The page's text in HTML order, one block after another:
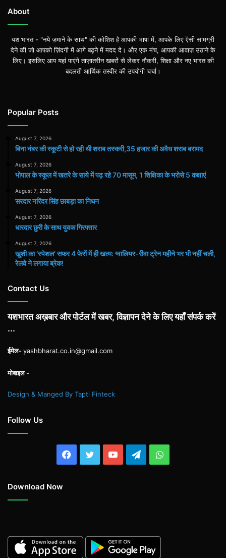
About
यश भारत - "नये ज़माने के साथ" की कोशिश है आपकी भाषा में, आपके लिए ऎसी सामग्री
देने की जो आपको ज़िंदगी में आगे बढ़ने में मदद दे। और एक मंच, आपकी आवाज़ उठाने के
लिए। इसलिए आप यहां पाएंगे ताज़ातरीन खबरों से लेकर नौकरी, शिक्षा और नए भारत की
बदलती आर्थिक तस्वीर की उपयोगी चर्चा।
Popular Posts
August 7, 2026
बिना नंबर की स्कूटी से हो रही थी शराब तस्करी,35 हजार की अवैध शराब बरामद
August 7, 2026
भोपाल के स्कूल में खतरे के साये में पढ़ रहे 70 मासूम, 1 शिक्षिका के भरोसे 5 कक्षाएं
August 7, 2026
सरदार नरिंदर सिंह छाबड़ा का निधन
August 7, 2026
धारदार छुरी के साथ युवक गिरफ्तार
August 7, 2026
खुशी का ‘स्पेशल’ सफर 4 फेरों में ही खत्म: ग्वालियर-रीवा ट्रेन महीने भर भी नहीं चली,
रेलवे ने लगाया ब्रेक!
Contact Us
यशभारत अख़बार और पोर्टल में खबर, विज्ञापन देने के लिए यहाँ संपर्क करें
...
ईमेल-yashbharat.co.in@gmail.com
मोबाइल -
Design & Manged By Tapti Finteck
Follow Us
Facebook
TwitterYouTubeTelegramWhatsApp
Download Now